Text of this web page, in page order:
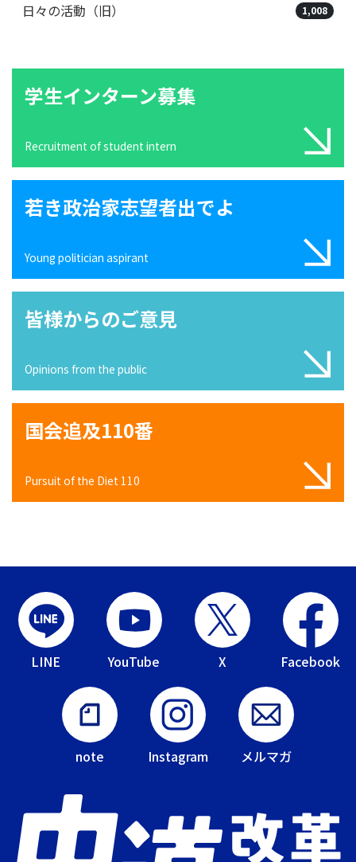
日々の活動（旧） 1,008
学生インターン募集
Recruitment of student intern
若き政治家志望者出でよ
Young politician aspirant
皆様からのご意見
Opinions from the public
国会追及110番
Pursuit of the Diet 110
LINE YouTube X Facebook
note Instagram メルマガ